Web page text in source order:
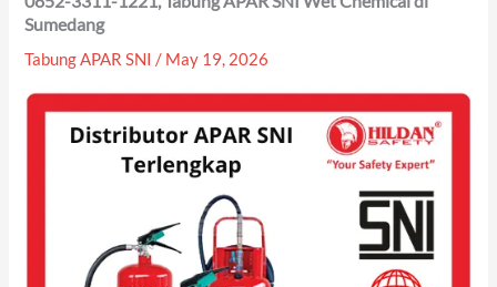
Sumedang
Tabung APAR SNI / May 19, 2026